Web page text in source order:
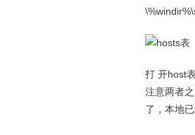
打 开host
注意两者
了，本地